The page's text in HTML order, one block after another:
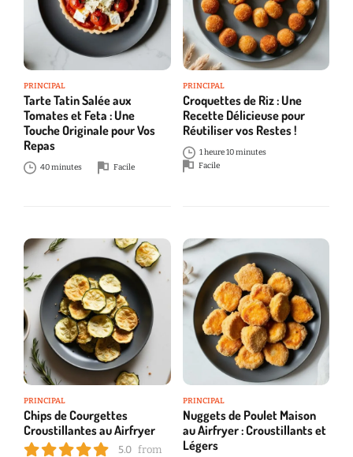
PRINCIPAL
Tarte Tatin Salée aux
Tomates et Feta : Une
Touche Originale pour Vos
Repas
40 minutes Facile
PRINCIPAL
Croquettes de Riz : Une
Recette Délicieuse pour
Réutiliser vos Restes !
1 heure 10 minutes
Facile
PRINCIPAL
Chips de Courgettes
Croustillantes au Airfryer
5.0 from
PRINCIPAL
Nuggets de Poulet Maison
au Airfryer : Croustillants et
Légers